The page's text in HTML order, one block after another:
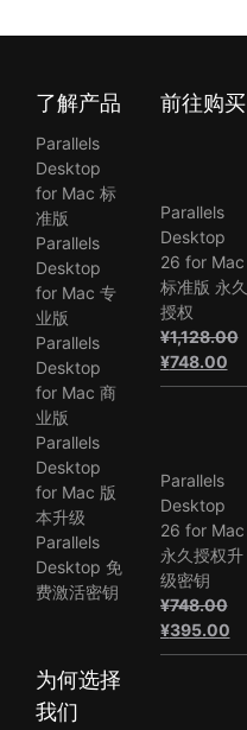
了解产品
Parallels
Desktop
for Mac 标
准版
Parallels
Desktop
for Mac 专
业版
Parallels
Desktop
for Mac 商
业版
Parallels
Desktop
for Mac 版
本升级
Parallels
Desktop 免
费激活密钥
为何选择
我们
前往购买
Parallels
Desktop
26 for Mac
标准版 永久
授权
¥1,128.00
原
价
¥748.00当
前
Parallels
Desktop
26 for Mac
永久授权升
级密钥
¥748.00
原
价
¥395.00当
前